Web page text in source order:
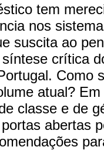
tem
nos
suscita ao
crítica
Como
atual?
classe e de
abertas